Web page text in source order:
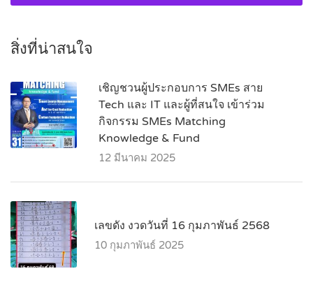
สิ่งที่น่าสนใจ
เชิญชวนผู้ประกอบการ SMEs สาย
Tech และ IT และผู้ที่สนใจ เข้าร่วม
กิจกรรม SMEs Matching
Knowledge & Fund
12 มีนาคม 2025
เลขดัง งวดวันที่ 16 กุมภาพันธ์ 2568
10 กุมภาพันธ์ 2025